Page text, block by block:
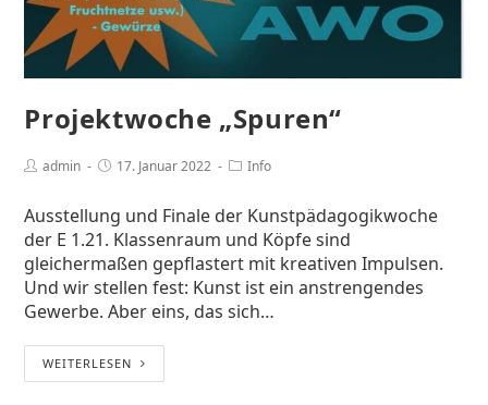
Projektwoche „Spuren“
admin 17. Januar 2022 Info
Ausstellung und Finale der Kunstpädagogikwoche
der E 1.21. Klassenraum und Köpfe sind
gleichermaßen gepflastert mit kreativen Impulsen.
Und wir stellen fest: Kunst ist ein anstrengendes
Gewerbe. Aber eins, das sich…
WEITERLESEN